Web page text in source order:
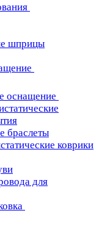
шприцы
оснащение
браслеты
коврики
для